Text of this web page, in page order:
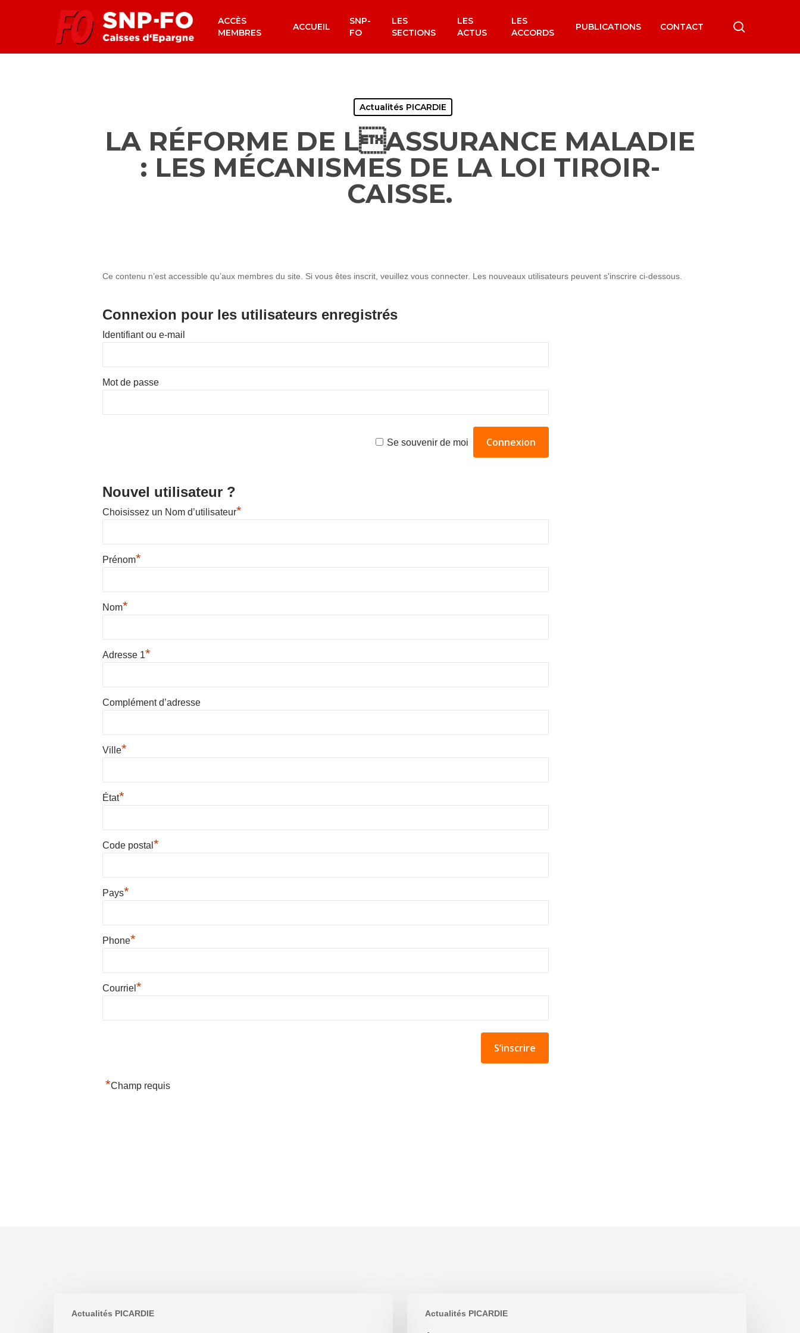
content
Hit enter to search or ESC to close
ACCÈS
MEMBRES
ACCUEIL
SNP-
FO
LES
SECTIONS
LES
ACTUS
LES
ACCORDS
PUBLICATIONS CONTACT
Actualités PICARDIE
LA RÉFORME DE LASSURANCE MALADIE
: LES MÉCANISMES DE LA LOI TIROIR-
CAISSE.
Ce contenu n’est accessible qu’aux membres du site. Si vous êtes inscrit, veuillez vous connecter. Les nouveaux utilisateurs peuvent s'inscrire ci-dessous.
Connexion pour les utilisateurs enregistrés
Identifiant ou e-mail
Mot de passe
Se souvenir de moi
Nouvel utilisateur ?
Choisissez un Nom d’utilisateur*
Prénom*
Nom*
Adresse 1*
Complément d’adresse
Ville*
État*
Code postal *
Pays*
Phone*
Courriel *
*Champ requis
Actualités PICARDIE
téléphonique…
Actualités PICARDIE